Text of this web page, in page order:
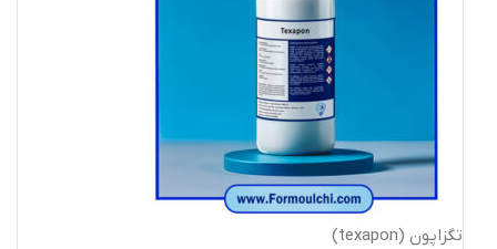
تگزاپون (texapon)